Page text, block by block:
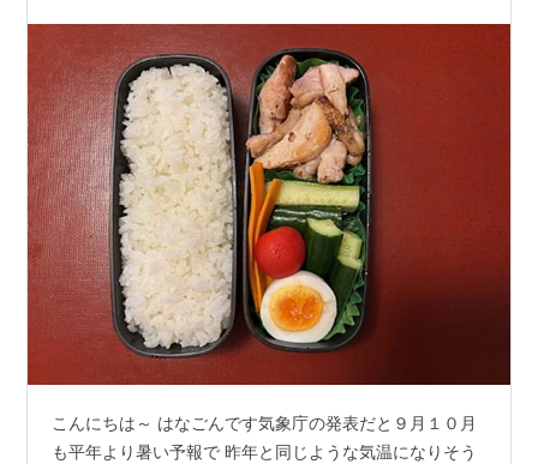
こんにちは～ はなごんです気象庁の発表だと９月１０月
も平年より暑い予報で 昨年と同じような気温になりそう